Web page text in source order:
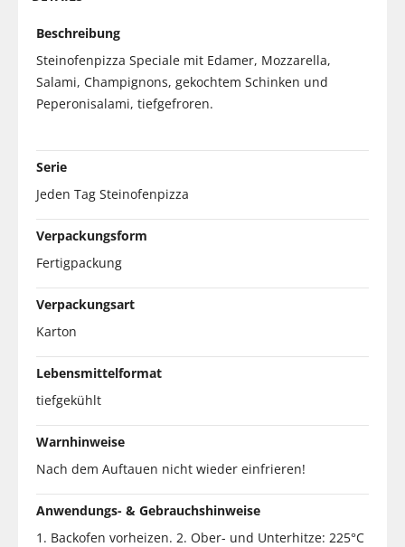
Beschreibung
Steinofenpizza Speciale mit Edamer, Mozzarella,
Salami, Champignons, gekochtem Schinken und
Peperonisalami, tiefgefroren.
Serie
Jeden Tag Steinofenpizza
Verpackungsform
Fertigpackung
Verpackungsart
Karton
Lebensmittelformat
tiefgekühlt
Warnhinweise
Nach dem Auftauen nicht wieder einfrieren!
Anwendungs- & Gebrauchshinweise
1. Backofen vorheizen. 2. Ober- und Unterhitze: 225°C